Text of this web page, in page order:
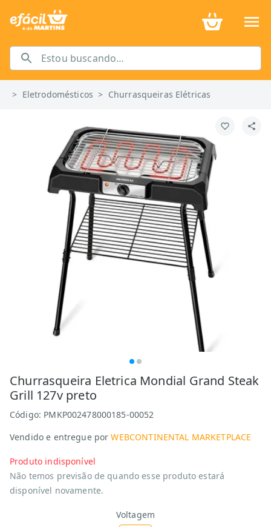
> Eletrodomésticos > Churrasqueiras Elétricas
Churrasqueira Eletrica Mondial Grand Steak
Grill 127v preto
Código: PMKP002478000185-00052
Vendido e entregue por WEBCONTINENTAL MARKETPLACE
Produto indisponível
Não temos previsão de quando esse produto estará
disponível novamente.
Voltagem